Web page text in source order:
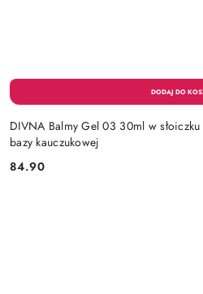
DIVNA Balmy Gel 03 30ml w
bazy kauczukowej
Cena:
84.90